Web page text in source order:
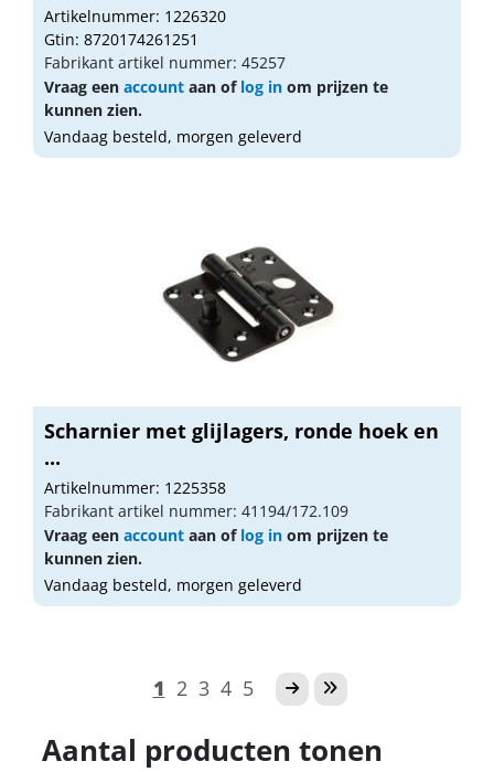
Artikelnummer: 1226320
Gtin: 8720174261251
Fabrikant artikel nummer: 45257
Vraag een account aan of log in om prijzen te
kunnen zien.
Vandaag besteld, morgen geleverd
Scharnier met glijlagers, ronde hoek en
...
Artikelnummer: 1225358
Fabrikant artikel nummer: 41194/172.109
Vraag een account aan of log in om prijzen te
kunnen zien.
Vandaag besteld, morgen geleverd
1 2 3 4 5
Aantal producten tonen